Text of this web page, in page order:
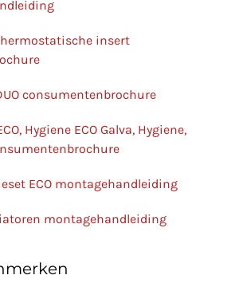
insert
consumentenbrochure
Hygiene ECO Galva, Hygiene,
ECO montagehandleiding
montagehandleiding